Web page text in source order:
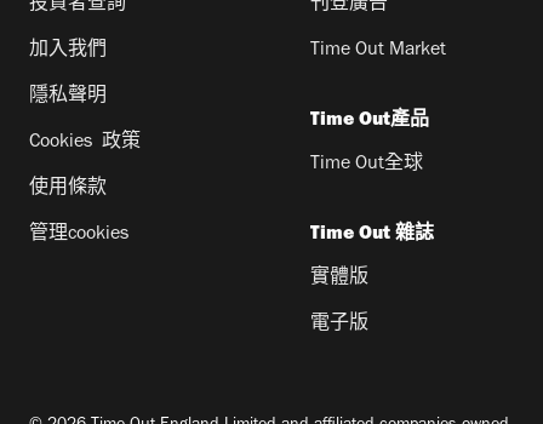
投資者查詢
加入我們
隱私聲明
Cookies 政策
使用條款
管理cookies
刊登廣告
Time Out Market
Time Out產品
Time Out全球
Time Out 雜誌
實體版
電子版